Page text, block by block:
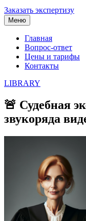
Заказать экспертизу
Меню
Главная
Вопрос-ответ
Цены и тарифы
Контакты
LIBRARY
🚨 Судебная
звукоряда